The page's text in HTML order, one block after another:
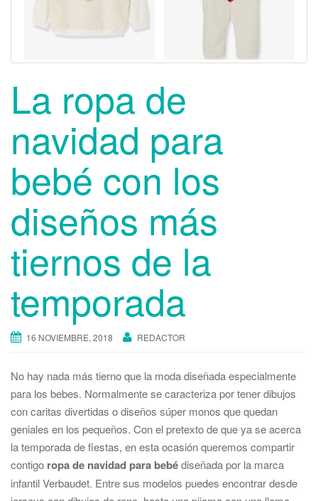
La ropa de
navidad para
bebé con los
diseños más
tiernos de la
temporada
16 NOVIEMBRE, 2018 REDACTOR
No hay nada más tierno que la moda diseñada especialmente
para los bebes. Normalmente se caracteriza por tener dibujos
con caritas divertidas o diseños súper monos que quedan
geniales en los pequeños. Con el pretexto de que ya se acerca
la temporada de fiestas, en esta ocasión queremos compartir
contigo ropa de navidad para bebédiseñada por la marca
infantil Verbaudet. Entre sus modelos puedes encontrar desde